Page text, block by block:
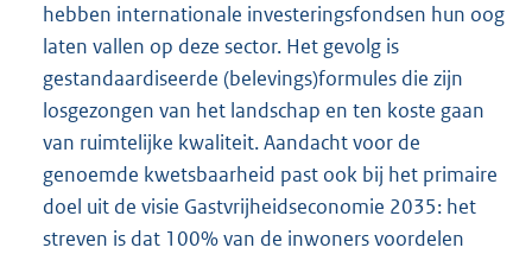
hebben internationale investeringsfondsen hun oog
laten vallen op deze sector. Het gevolg is
gestandaardiseerde (belevings)formules die zijn
losgezongen van het landschap en ten koste gaan
van ruimtelijke kwaliteit. Aandacht voor de
genoemde kwetsbaarheid past ook bij het primaire
doel uit de visie Gastvrijheidseconomie 2035: het
streven is dat 100% van de inwoners voordelen